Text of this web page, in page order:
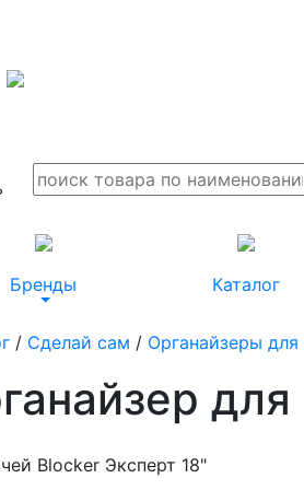
Бренды Каталог
/ Сделай сам / Органайзеры
Blocker Эксперт 18"